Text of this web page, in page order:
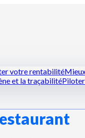
votre rentabilité
et la traçabilité